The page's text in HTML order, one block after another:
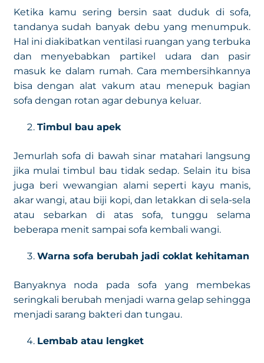
Ketika kamu sering bersin saat duduk di sofa,
tandanya sudah banyak debu yang menumpuk.
Hal ini diakibatkan ventilasi ruangan yang terbuka
dan menyebabkan partikel udara dan pasir
masuk ke dalam rumah. Cara membersihkannya
bisa dengan alat vakum atau menepuk bagian
sofa dengan rotan agar debunya keluar.
Timbul bau apek
Jemurlah sofa di bawah sinar matahari langsung
jika mulai timbul bau tidak sedap. Selain itu bisa
juga beri wewangian alami seperti kayu manis,
akar wangi, atau biji kopi, dan letakkan di sela-sela
atau sebarkan di atas sofa, tunggu selama
beberapa menit sampai sofa kembali wangi.
Warna sofa berubah jadi coklat kehitaman
Banyaknya noda pada sofa yang membekas
seringkali berubah menjadi warna gelap sehingga
menjadi sarang bakteri dan tungau.
Lembab atau lengket